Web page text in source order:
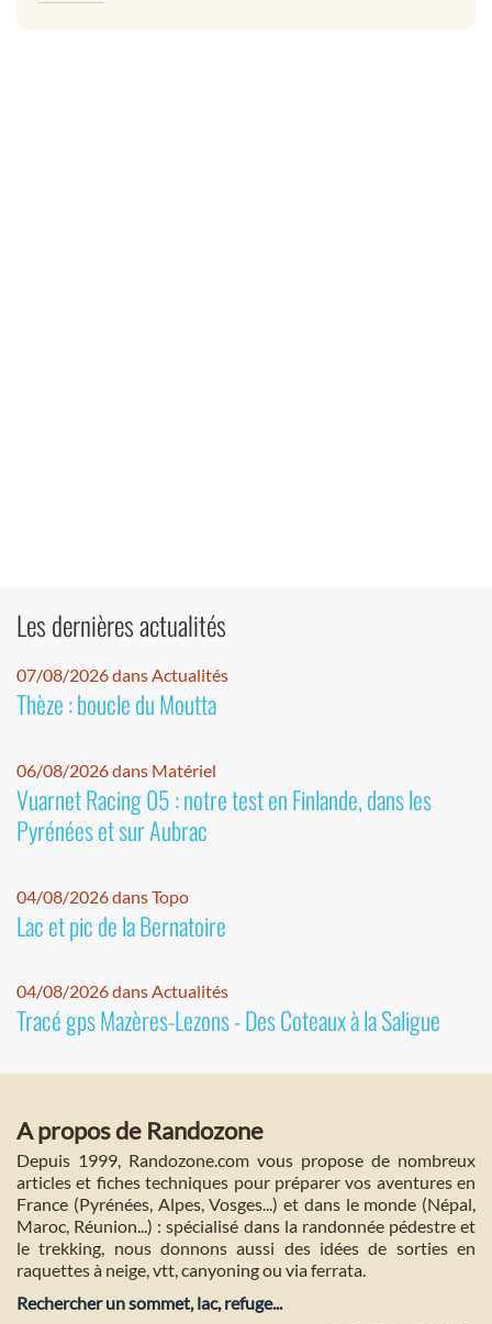
Les dernières actualités
07/08/2026 dans Actualités
Thèze : boucle du Moutta
06/08/2026 dans Matériel
Vuarnet Racing 05 : notre test en Finlande, dans les
Pyrénées et sur Aubrac
04/08/2026 dans Topo
Lac et pic de la Bernatoire
04/08/2026 dans Actualités
Tracé gps Mazères-Lezons - Des Coteaux à la Saligue
A propos de Randozone
Depuis 1999, Randozone.com vous propose de nombreux
articles et fiches techniques pour préparer vos aventures en
France (Pyrénées, Alpes, Vosges...) et dans le monde (Népal,
Maroc, Réunion...) : spécialisé dans la randonnée pédestre et
le trekking, nous donnons aussi des idées de sorties en
raquettes à neige, vtt, canyoning ou via ferrata.
Rechercher un sommet, lac, refuge...